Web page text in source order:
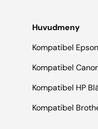
Huvudmeny
Kompatibel
Kompatibel
Kompatibel HP
Kompatibel